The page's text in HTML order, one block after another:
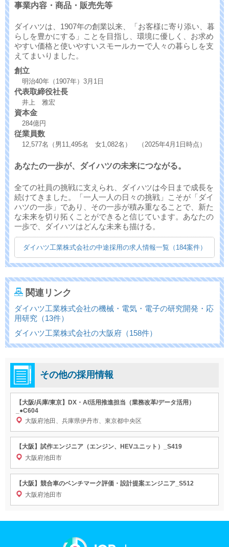
事業内容・商品・販売先等
ダイハツは、1907年の創業以来、「お客様に寄り添い、暮
らしを豊かにする」ことを目指し、環境に優しく、お求め
やすい価格と使いやすいスモールカーで人々の暮らしを支
えてまいりました。
創立
明治40年（1907年）3月1日
代表取締役社長
井上 雅宏
資本金
284億円
従業員数
12,577名（男11,495名 女1,082名） （2025年4月1日時点）
あなたの一歩が、ダイハツの未来につながる。
全ての社員の挑戦に支えられ、ダイハツは今日まで成長を
続けてきました。「一人一人の日々の挑戦」こそが「ダイ
ハツの一歩」であり、その一歩が積み重なることで、新た
な未来を切り拓くことができると信じています。あなたの
一歩で、ダイハツはどんな未来も描ける。
ダイハツ工業株式会社の中途採用の求人情報一覧（184案件）
関連リンク
ダイハツ工業株式会社の機械・電気・電子の研究開発・応
用研究（13件）
ダイハツ工業株式会社の大阪府（158件）
その他の採用情報
【大阪/兵庫/東京】DX・AI活用推進担当（業務改革/データ活用）
_●C604
大阪府池田、兵庫県伊丹市、東京都中央区
【大阪】試作エンジニア（エンジン、HEVユニット）_S419
大阪府池田市
【大阪】競合車のベンチマーク評価・設計提案エンジニア_S512
大阪府池田市